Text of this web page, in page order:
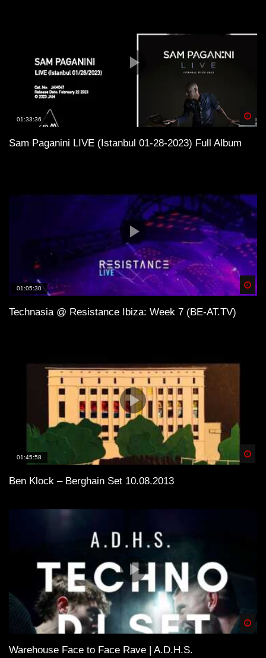
01:33:36
Sam Paganini LIVE (Istanbul 01-28-2023) Full Album
01:05:30
Technasia @ Resistance Ibiza: Week 7 (BE-AT.TV)
01:45:58
Ben Klock – Berghain Set 10.08.2013
Warehouse Face to Face Rave | A.D.H.S.